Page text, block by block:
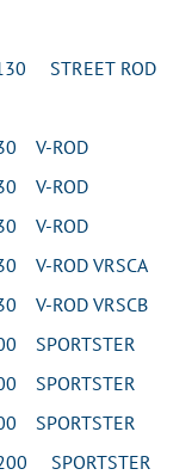
STREET ROD
V-ROD
V-ROD
V-ROD
V-ROD VRSCA
V-ROD VRSCB
SPORTSTER
SPORTSTER
SPORTSTER
SPORTSTER